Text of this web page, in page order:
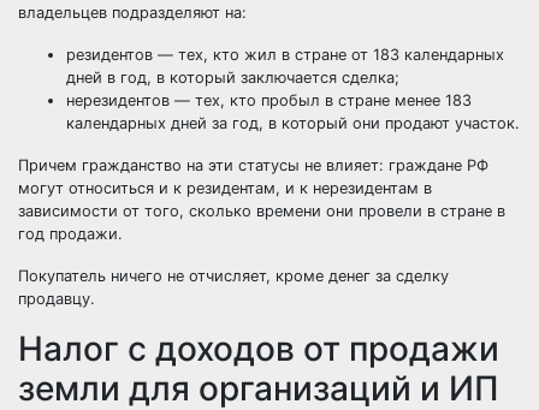
владельцев подразделяют на:
резидентов — тех, кто жил в стране от 183 календарных
дней в год, в который заключается сделка;
нерезидентов — тех, кто пробыл в стране менее 183
календарных дней за год, в который они продают участок.
Причем гражданство на эти статусы не влияет: граждане РФ
могут относиться и к резидентам, и к нерезидентам в
зависимости от того, сколько времени они провели в стране в
год продажи.
Покупатель ничего не отчисляет, кроме денег за сделку
продавцу.
Налог с доходов от продажи
земли для организаций и ИП